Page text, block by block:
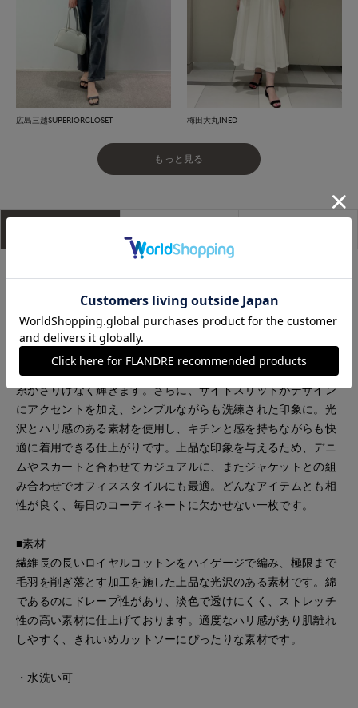
広島三越SUPERIORCLOSET 梅田大丸INED
もっと見る
「Maglieのお洋服全てに合う」をテーマにデザインされた、万
能なコンパクトTシャツ。身頃は程よくゆったりとしたシルエ
ットで、リラックス感と動きやすさを兼ね備えています。袖は
華奢見えを意識した絶妙なサイズ感で、大人の女性にぴった
り。胸元にはMaglieオリジナルの刺繍が施され、光沢感のある
糸がさりげなく輝きます。さらに、サイドスリットがデザイン
にアクセントを加え、シンプルながらも洗練された印象に。光
沢とハリ感のある素材を使用し、キチンと感を持ちながらも快
適に着用できる仕上がりです。上品な印象を与えるため、デニ
ムやスカートと合わせてカジュアルに、またジャケットとの組
み合わせでオフィススタイルにも最適。どんなアイテムとも相
性が良く、毎日のコーディネートに欠かせない一枚です。
■素材
繊維長の長いロイヤルコットンをハイゲージで編み、極限まで
毛羽を削ぎ落とす加工を施した上品な光沢のある素材です。綿
であるのにドレープ性があり、淡色で透けにくく、ストレッチ
性の高い素材に仕上げております。適度なハリ感があり肌離れ
しやすく、きれいめカットソーにぴったりな素材です。
・水洗い可